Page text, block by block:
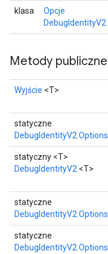
klasa
Opcje
DebugIdentityV2
Metody publiczne
Wyjście <T>
statyczne
DebugIdentityV2.Options
statyczny <T>
DebugIdentityV2 <T>
statyczne
DebugIdentityV2.Options
statyczne
DebugIdentityV2.Options